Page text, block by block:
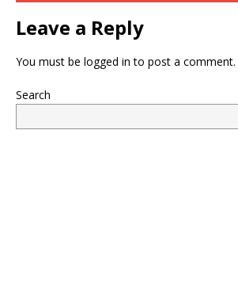
Leave a Reply
You must be logged in to post a comment.
Search